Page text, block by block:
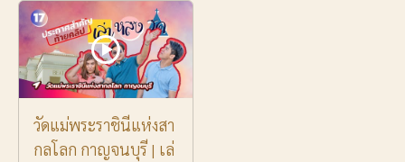
วัดแม่พระราชินีแห่งสา
กลโลก กาญจนบุรี | เล่